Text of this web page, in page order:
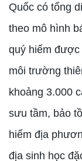
Quốc có tổng
theo mô hình
quý hiếm được
môi trường
khoảng 3.000
sưu tầm, bảo
hiếm địa
địa sinh học